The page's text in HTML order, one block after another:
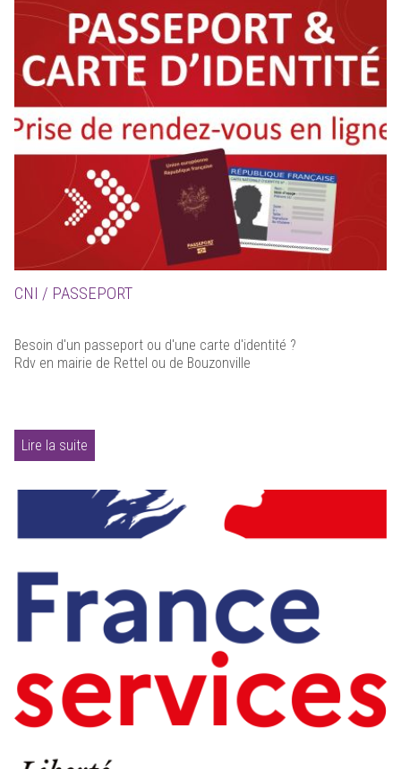
CNI / PASSEPORT
Besoin d'un passeport ou d'une carte d'identité ?
Rdv en mairie de Rettel ou de Bouzonville
Lire la suite